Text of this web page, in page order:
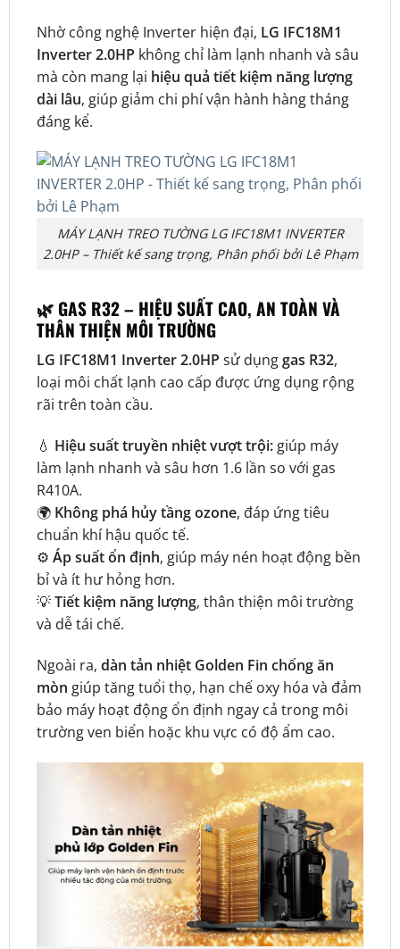
Nhờ công nghệ Inverter hiện đại, LG IFC18M1
Inverter 2.0HP không chỉ làm lạnh nhanh và sâu
mà còn mang lại hiệu quả tiết kiệm năng lượng
dài lâu, giúp giảm chi phí vận hành hàng tháng
đáng kể.
MÁY LẠNH TREO TƯỜNG LG IFC18M1 INVERTER
2.0HP – Thiết kế sang trọng, Phân phối bởi Lê Phạm
🌿 GAS R32 – HIỆU SUẤT CAO, AN TOÀN VÀ
THÂN THIỆN MÔI TRƯỜNG
LG IFC18M1 Inverter 2.0HP sử dụnggas R32,
loại môi chất lạnh cao cấp được ứng dụng rộng
rãi trên toàn cầu.
💧 Hiệu suất truyền nhiệt vượt trội:giúp máy
làm lạnh nhanh và sâu hơn 1.6 lần so với gas
R410A.
🌍 Không phá hủy tầng ozone, đáp ứng tiêu
chuẩn khí hậu quốc tế.
⚙️ Áp suất ổn định, giúp máy nén hoạt động bền
bỉ và ít hư hỏng hơn.
💡Tiết kiệm năng lượng, thân thiện môi trường
và dễ tái chế.
Ngoài ra, dàn tản nhiệt Golden Fin chống ăn
mòn giúp tăng tuổi thọ, hạn chế oxy hóa và đảm
bảo máy hoạt động ổn định ngay cả trong môi
trường ven biển hoặc khu vực có độ ẩm cao.